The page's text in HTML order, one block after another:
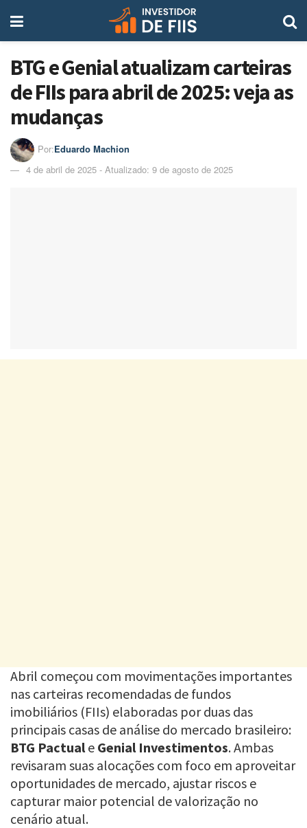
BTG e Genial atualizam carteiras
de FIIs para abril de 2025: veja as
mudanças
Por:Eduardo Machion
4 de abril de 2025 - Atualizado: 9 de agosto de 2025
Abril começou com movimentações importantes
nas carteiras recomendadas de fundos
imobiliários (FIIs) elaboradas por duas das
principais casas de análise do mercado brasileiro:
BTG Pactual e Genial Investimentos. Ambas
revisaram suas alocações com foco em aproveitar
oportunidades de mercado, ajustar riscos e
capturar maior potencial de valorização no
cenário atual.